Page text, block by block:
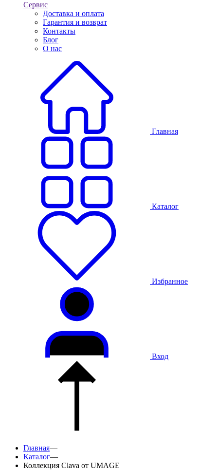
Сервис
Доставка и оплата
Гарантия и возврат
Контакты
Блог
О нас
Главная
Каталог
Избранное
Вход
Главная—
Каталог—
Коллекция Clava от UMAGE